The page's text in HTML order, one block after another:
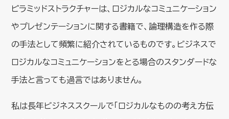
ピラミッドストラクチャーは、ロジカルなコミュニケーション
やプレゼンテーションに関する書籍で、論理構造を作る際
の手法として頻繁に紹介されているものです。ビジネスで
ロジカルなコミュニケーションをとる場合のスタンダードな
手法と言っても過言ではありません。
私は長年ビジネススクールで「ロジカルなものの考え方伝